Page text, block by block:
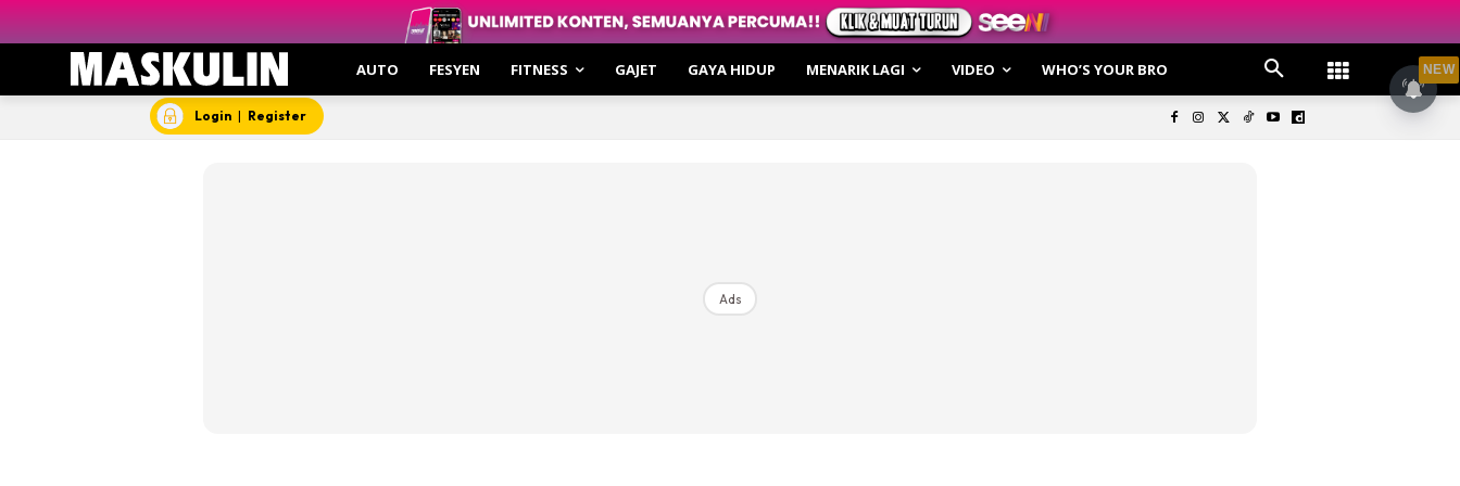
Menarik Lagi
Gastronomi
Grooming
AUTO FESYEN FITNESS GAJET GAYA HIDUP MENARIK LAGI VIDEO WHO’S YOUR BRO
Login | Register
Ads
NEW